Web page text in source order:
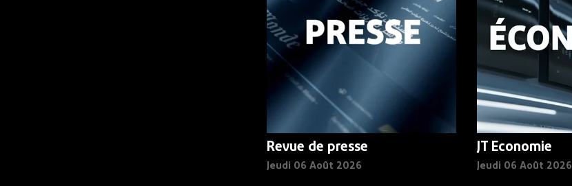
Revue de presse
Jeudi 06 Août 2026
JT Economie
Jeudi 06 Août 2026